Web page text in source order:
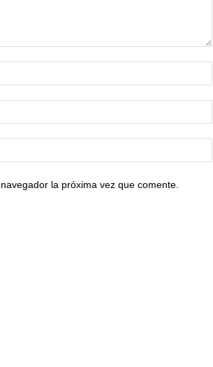
la próxima vez que comente.